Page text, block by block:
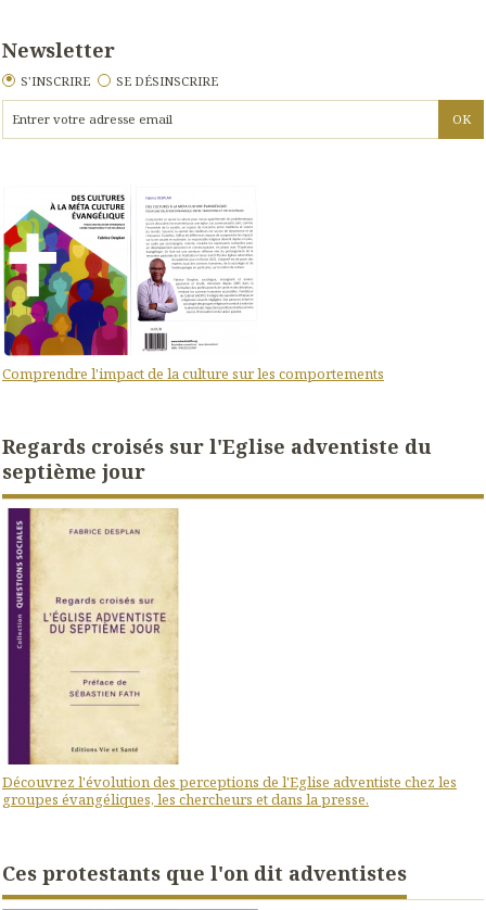
Newsletter
S'INSCRIRE SE DÉSINSCRIRE
Comprendre l'impact de la culture sur les comportements
Regards croisés sur l'Eglise adventiste du
septième jour
Découvrez l'évolution des perceptions de l'Eglise adventiste chez les
groupes évangéliques, les chercheurs et dans la presse.
Ces protestants que l'on dit adventistes